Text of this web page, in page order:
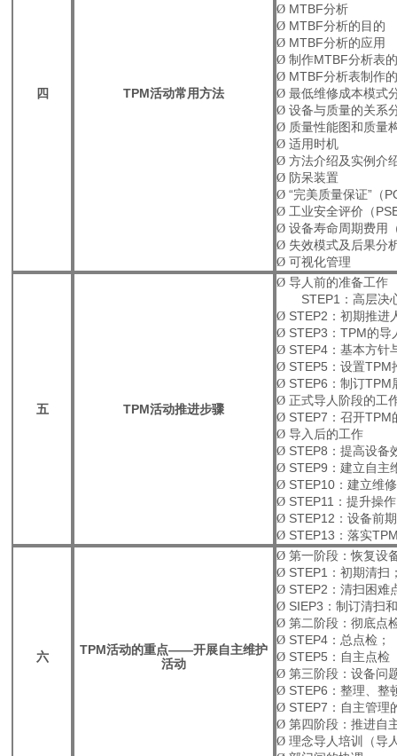
四 TPM活动常用方法
Ø MTBF分析
Ø MTBF分析的目的
Ø MTBF分析的应用
Ø 制作MTBF分析表
Ø MTBF分析表制作
Ø 最低维修成本模式
Ø 设备与质量的关系
Ø 质量性能图和质量
Ø 适用时机
Ø 方法介绍及实例介
Ø 防呆装置
Ø “完美质量保证”（
Ø 工业安全评价（
Ø 设备寿命周期费用
Ø 失效模式及后果分
Ø 可视化管理
五 TPM活动推进步骤
Ø 导人前的准备工作
STEP1 ：高层决
Ø STEP2 ：初期推进
Ø STEP3 ：TPM的导
Ø STEP4 ：基本方针
Ø STEP5 ：设置TPM
Ø STEP6 ：制订TPM
Ø 正式导人阶段的工
Ø STEP7 ：召开TPM
Ø 导入后的工作
Ø STEP8 ：提高设
Ø STEP9 ：建立自主
Ø STEP10 ：建立维
Ø STEP11 ：提升操
Ø STEP12 ：设备前
Ø STEP13 ：落实
六 TPM活动的重点——开展自主维护
活动
Ø 第一阶段：恢复设
Ø STEP1 ：初期清扫
Ø STEP2 ：清扫困
Ø SIEP3 ：制订清扫
Ø 第二阶段：彻底点
Ø STEP4 ：总点检；
Ø STEP5 ：自主点检
Ø 第三阶段：设备问
Ø STEP6 ：整理、整
Ø STEP7 ：自主管理
Ø 第四阶段：推进自
Ø 理念导人培训（导